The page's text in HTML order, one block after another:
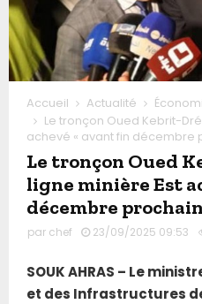
Accueil Actualité
Le tronçon Oued Kebrit-
achevé « avant fin décembre
Le tronçon Oued
ligne minière Est
décembre
par chef 23/09/2025 09:53
SOUK AHRAS – Le
et des Infrastructures